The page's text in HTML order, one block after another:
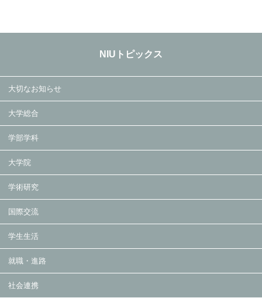
NIUトピックス
大切なお知らせ
大学総合
学部学科
大学院
学術研究
国際交流
学生生活
就職・進路
社会連携